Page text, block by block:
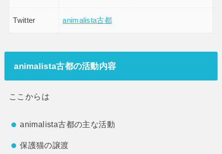
Twitter animalista古都
animalista古都の活動内容
ここからは
animalista古都の主な活動
保護猫の譲渡